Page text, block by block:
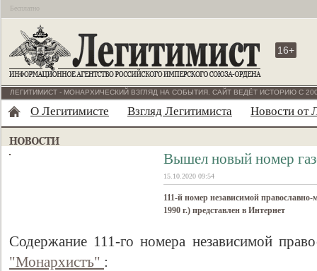
Бесплатно
16+
ЛЕГИТИМИСТ - МОНАРХИЧЕСКИЙ ВЗГЛЯД НА СОБЫТИЯ. САЙТ ВЕДЁТ ИСТОРИЮ С
О Легитимисте Взгляд Легитимиста Новости от
Вышел новый номер
15.10.2020 09:54
111-й номер независимой
1990 г.) представлен в Интернет
Содержание 111-го номера независимой
"Монархистъ" :